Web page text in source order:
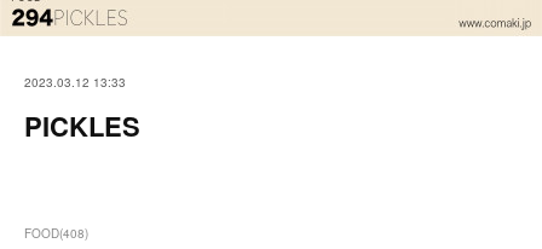
2023.03.12 13:33
PICKLES
FOOD(408)